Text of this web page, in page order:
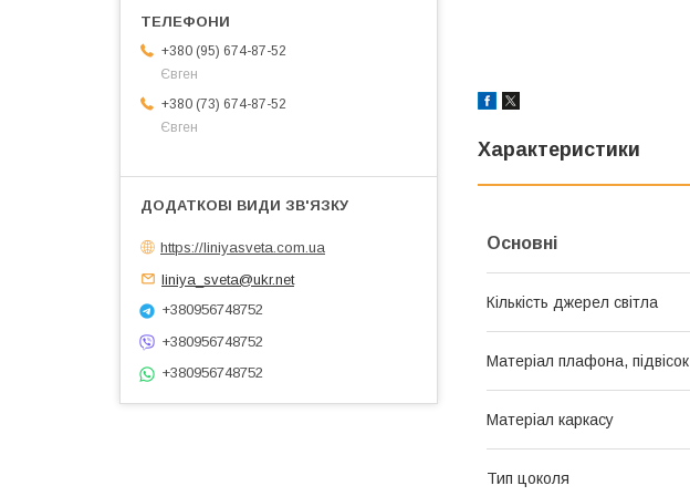
Характеристики
Основні
Кількість джерел світла
Матеріал плафона, підвісок
Матеріал каркасу
Тип цоколя
+380 (95) 674-87-52
Євген
+380 (73) 674-87-52
Євген
https://liniyasveta.com.ua
liniya_sveta@ukr.net
+380956748752
+380956748752
+380956748752